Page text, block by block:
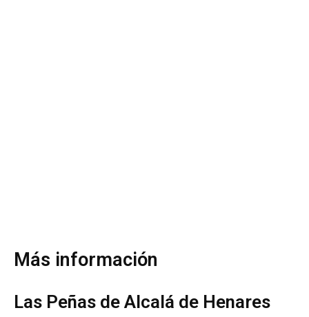
Más información
Las Peñas de Alcalá de Henares